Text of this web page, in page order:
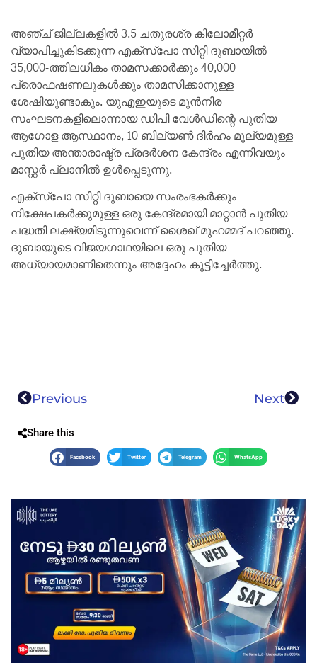
അഞ്ച് ജില്ലകളിൽ 3.5 ചതുരശ്ര കിലോമീറ്റർ
വ്യാപിച്ചുകിടക്കുന്ന എക്‌സ്‌പോ സിറ്റി ദുബായിൽ
35,000-ത്തിലധികം താമസക്കാർക്കും 40,000
പ്രൊഫഷണലുകൾക്കും താമസിക്കാനുള്ള
ശേഷിയുണ്ടാകും. യുഎഇയുടെ മുൻനിര
സംഘടനകളിലൊന്നായ ഡിപി വേൾഡിന്റെ പുതിയ
ആഗോള ആസ്ഥാനം, 10 ബില്യൺ ദിർഹം മൂല്യമുള്ള
പുതിയ അന്താരാഷ്ട്ര പ്രദർശന കേന്ദ്രം എന്നിവയും
മാസ്റ്റർ പ്ലാനിൽ ഉൾപ്പെടുന്നു.
എക്സ്പോ സിറ്റി ദുബായെ സംരംഭകർക്കും
നിക്ഷേപകർക്കുമുള്ള ഒരു കേന്ദ്രമായി മാറ്റാൻ പുതിയ
പദ്ധതി ലക്ഷ്യമിടുന്നുവെന്ന് ശൈഖ് മുഹമ്മദ് പറഞ്ഞു.
ദുബായുടെ വിജയഗാഥയിലെ ഒരു പുതിയ
അധ്യായമാണിതെന്നും അദ്ദേഹം കൂട്ടിച്ചേർത്തു.
Previous Next
Share this
Facebook Twitter Telegram WhatsApp